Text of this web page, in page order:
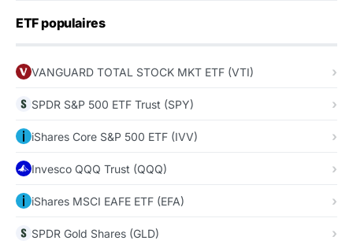
ETF populaires
VANGUARD TOTAL STOCK MKT ETF (VTI)
SPDR S&P 500 ETF Trust (SPY)
iShares Core S&P 500 ETF (IVV)
Invesco QQQ Trust (QQQ)
iShares MSCI EAFE ETF (EFA)
SPDR Gold Shares (GLD)